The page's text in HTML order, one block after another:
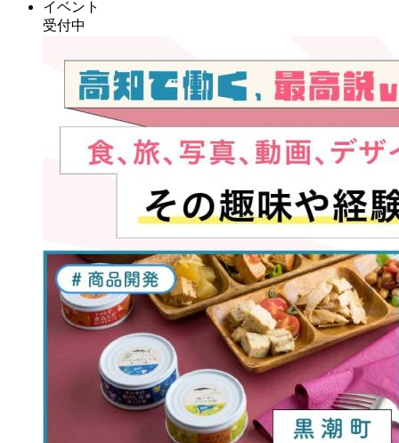
イベント
受付中